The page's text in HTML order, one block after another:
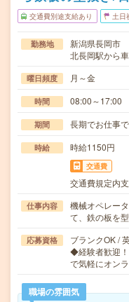
交通費別途支給あり 土日
勤務地
新潟県長岡市
北長岡駅から
曜日頻度 月～金
時間 08:00～17:00
期間 長期でお仕事
時給 時給1150円
交通費
交通費規定内
仕事内容
機械オペレー
て、鉄の板を
応募資格
ブランクOK /
◆経験者歓迎
で気軽にオン
職場の雰囲気